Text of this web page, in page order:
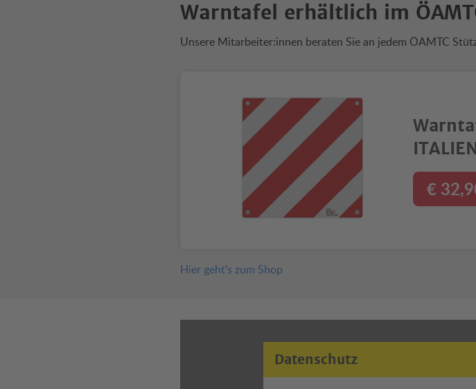
Warntafel erhältlich im
Unsere Mitarbeiter:innen beraten Sie an jedem ÖAMTC
€
Hier geht's zum Shop
Datenschutz